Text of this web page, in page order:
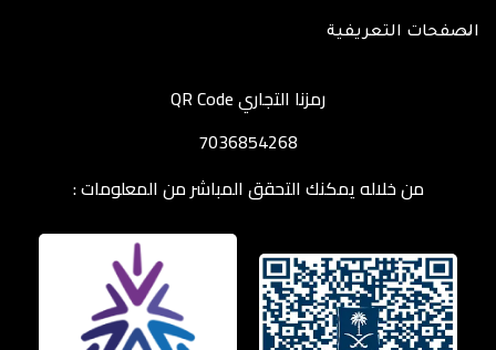
الصفحات التعريفية
رمزنا التجاري QR Code
7036854268
من خلاله يمكنك التحقق المباشر من المعلومات :